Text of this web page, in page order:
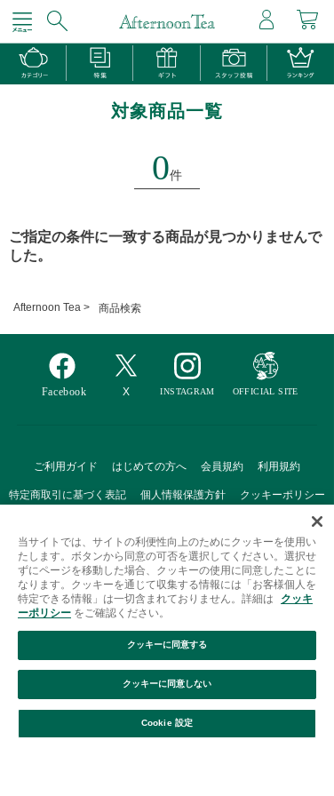
対象商品一覧
0件
絞り込み 並び替え
ご指定の条件に一致する商品が見つかりませんで
した。
Afternoon Tea > 商品検索
ご利用ガイド はじめての方へ 会員規約 利用規約
特定商取引に基づく表記 個人情報保護方針 クッキーポリシー
Afternoon Tea(アフタヌーンティー)公式オンラインストアで
は、
キッチン・ダイニングなどの生活雑貨、紅茶・焼き菓子など、
毎日新商品をご用意しています。
当サイトでは、サイトの利便性向上のためにクッキーを使用い
たします。ボタンから同意の可否を選択してください。選択せ
ずにページを移動した場合、クッキーの使用に同意したことに
なります。クッキーを通じて収集する情報には「お客様個人を
特定できる情報」は一切含まれておりません。詳細は
クッキ
ーポリシー をご確認ください。
Cookie 設定
クッキーに同意しない
クッキーに同意する